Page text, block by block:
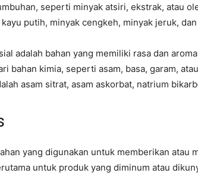
seperti minyak atsiri, ekstrak, atau
putih, minyak cengkeh, minyak jeruk,
adalah bahan yang memiliki rasa dan
bahan kimia, seperti asam, basa, garam,
asam sitrat, asam askorbat, natrium
yang digunakan untuk memberikan atau
untuk produk yang diminum atau